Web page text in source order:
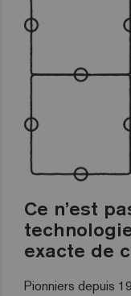
Ce n’est
exacte de
Pionniers depuis